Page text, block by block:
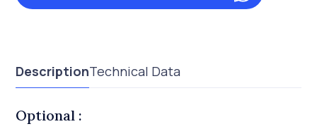
DescriptionTechnical Data
Optional :